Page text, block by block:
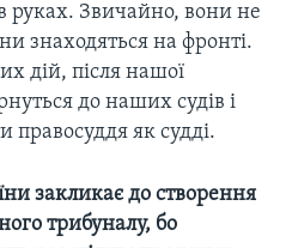
руках. Звичайно, вони не
знаходяться на фронті.
дій, після нашої
до наших судів і
правосуддя як судді.
закликає до створення
трибуналу, бо